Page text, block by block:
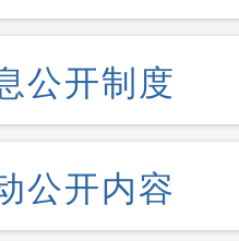
公开制度
公开内容